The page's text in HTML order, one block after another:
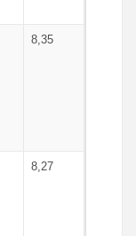
8,35
8,27